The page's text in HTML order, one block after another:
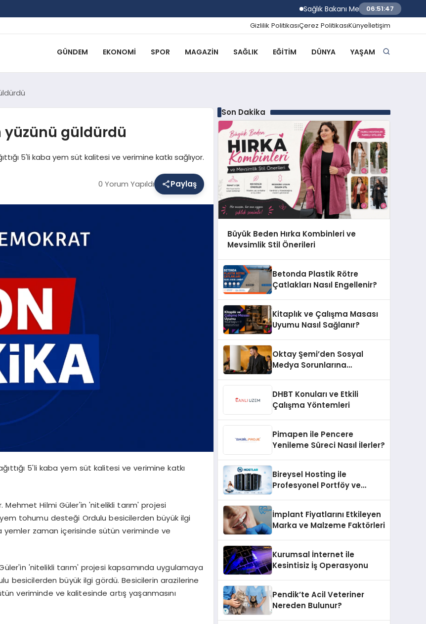
Sağlık Bakanı Memişoğlu Trabzon Şehir
06:51:48
Gizlilik PolitikasıÇerez PolitikasıKünyeİletişim
GÜNDEM EKONOMI SPOR MAGAZIN SAĞLIK EĞITIM DÜNYA YAŞAM
yüzünü güldürdü
5'li kaba yem süt kalitesi ve verimine katkı sağlıyor.
0 Yorum Yapıldı Paylaş
5'li kaba yem süt kalitesi ve verimine katkı
Mehmet Hilmi Güler'in 'nitelikli tarım' projesi
tohumu desteği Ordulu besicilerden büyük ilgi
yemler zaman içerisinde sütün veriminde ve
'nitelikli tarım' projesi kapsamında uygulamaya
besicilerden büyük ilgi gördü. Besicilerin arazilerine
veriminde ve kalitesinde artış yaşanmasını
Son Dakika
Büyük Beden Hırka Kombinleri ve
Mevsimlik Stil Önerileri
Betonda Plastik Rötre
Çatlakları Nasıl Engellenir?
Kitaplık ve Çalışma Masası
Uyumu Nasıl Sağlanır?
Oktay Şemi’den Sosyal
Medya Sorunlarına
DHBT Konuları ve Etkili
Çalışma Yöntemleri
Pimapen ile Pencere
Yenileme Süreci Nasıl İlerler?
Bireysel Hosting ile
Profesyonel Portföy ve
İmplant Fiyatlarını Etkileyen
Marka ve Malzeme Faktörleri
Kurumsal İnternet ile
Kesintisiz İş Operasyonu
Pendik’te Acil Veteriner
Nereden Bulunur?